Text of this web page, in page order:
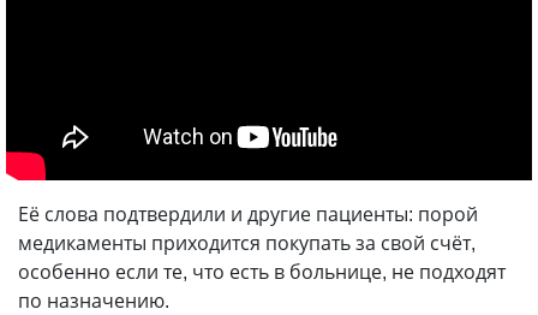
Её слова подтвердили и другие пациенты: порой
медикаменты приходится покупать за свой счёт,
особенно если те, что есть в больнице, не подходят
по назначению.